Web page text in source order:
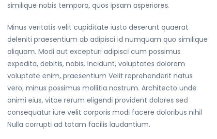
similique nobis tempora, quos ipsam asperiores.
Minus veritatis velit cupiditate iusto deserunt quaerat
deleniti praesentium ab adipisci id numquam quo similique
aliquam. Modi aut excepturi adipisci cum possimus
expedita, debitis, nobis. Incidunt, voluptates dolorem
voluptate enim, praesentium Velit reprehenderit natus
vero, minus possimus mollitia nostrum. Architecto unde
animi eius, vitae rerum eligendi provident dolores sed
consequatur iure velit corporis modi facere doloribus nihil
Nulla corrupti ad totam facilis laudantium.